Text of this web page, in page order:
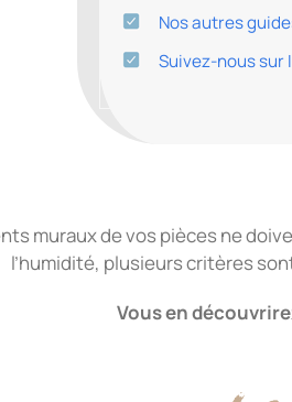
Nos autres
Suivez-nous sur
muraux de vos pièces ne
l’humidité, plusieurs critères
Vous en